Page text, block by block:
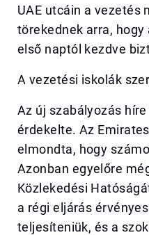
UAE utcáin a vezetés
törekednek arra,
első naptól kezdve
A vezetési iskolák
Az új szabályozás
érdekelte. Az
elmondta, hogy
Azonban egyelőre
Közlekedési
a régi eljárás
teljesíteniük, és a